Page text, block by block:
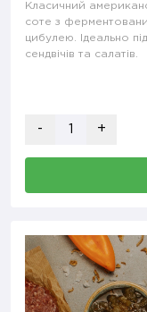
Класичний
соте з
цибулею. Ідеально
сендвічів та салатів.
- +